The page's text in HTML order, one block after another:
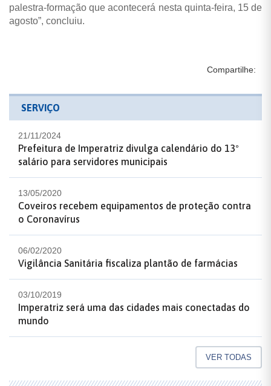
palestra-formação que acontecerá nesta quinta-feira, 15 de
agosto”, concluiu.
Compartilhe:
SERVIÇO
21/11/2024
Prefeitura de Imperatriz divulga calendário do 13º
salário para servidores municipais
13/05/2020
Coveiros recebem equipamentos de proteção contra
o Coronavírus
06/02/2020
Vigilância Sanitária fiscaliza plantão de farmácias
03/10/2019
Imperatriz será uma das cidades mais conectadas do
mundo
VER TODAS